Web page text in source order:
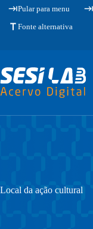
PularPular para menu
Fonte alternativa
Local da ação cultural